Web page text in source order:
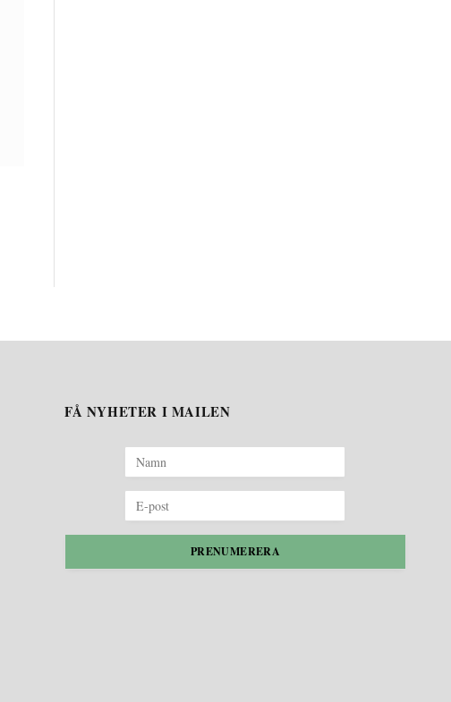
FÅ NYHETER I MAILEN
PRENUMERERA